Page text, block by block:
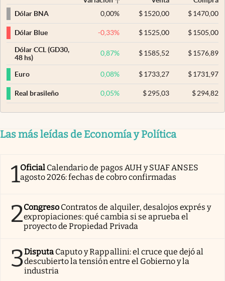
Dólar BNA
0,00% $ 1520,00 $1470,00
Dólar Blue -0,33% $ 1525,00 $1505,00
Dólar CCL (GD30,
48 hs)
0,87% $ 1585,52 $1576,89
Euro 0,08% $ 1733,27 $1731,97
Real brasileño 0,05% $ 295,03 $294,82
Las más leídas de Economía y Política
1Oficial Calendario de pagos AUH y SUAF ANSES
agosto 2026: fechas de cobro confirmadas
2Congreso Contratos de alquiler, desalojos exprés y
expropiaciones: qué cambia si se aprueba el
proyecto de Propiedad Privada
3Disputa Caputo y Rappallini: el cruce que dejó al
descubierto la tensión entre el Gobierno y la
industria